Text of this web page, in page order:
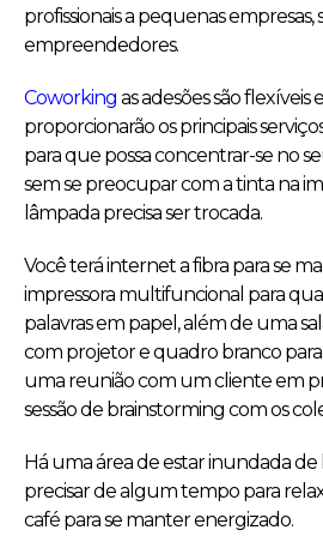
profissionais a pequenas empresas,
empreendedores.
Coworking as adesões são flexíveis
proporcionarão os principais
para que possa concentrar-se no
sem se preocupar com a tinta na
lâmpada precisa ser trocada.
Você terá internet a fibra para se
impressora multifuncional para
palavras em papel, além de uma
com projetor e quadro branco
uma reunião com um cliente em
sessão de brainstorming com os
Há uma área de estar inundada
precisar de algum tempo para
café para se manter energizado.